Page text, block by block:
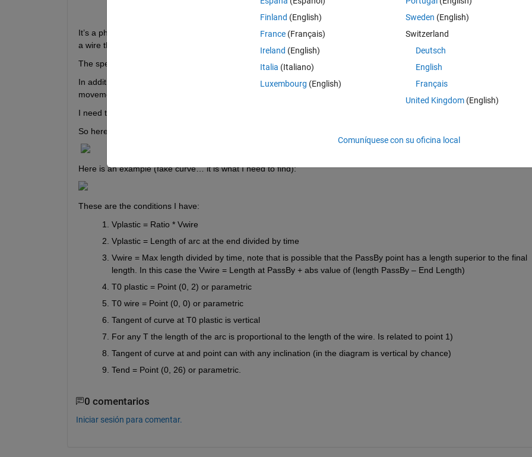
It’s a physical problem, I have a plastic pipe coming out vertically from an inlet. At the same time the end of the pipe is
a wire that is coming out below.
The speed of the output of the plastic pipe and of the wire is proportional and fixed: V
plastic = Ratio * V
In addition to that there is a point I need the curve to pass by at a certain time as well as the end point at the end of the
movement should be on the X axis.
I need to model how the ending point of the plastic tube will evolve through time.
So here is the starting schema:
Here is an example (fake curve… it is what I need to find):
These are the conditions I have:
Vplastic = Ratio * Vwire
Vplastic = Length of arc at the end divided by time
Vwire = Max length divided by time, note that is possible that the PassBy point has a length superior to the final
length. In this case the Vwire = Length at PassBy + abs value of (length PassBy – End Length)
T0 plastic = Point (0, 2) or parametric
T0 wire = Point (0, 0) or parametric
Tangent of curve at T0 plastic is vertical
For any T the length of the arc is proportional to the length of the wire. Is related to point 1)
Tangent of curve at and point can with any inclination (in the diagram is vertical by chance)
Tend = Point (0, 26) or parametric.
0 comentarios
Iniciar sesión para comentar.
Finland (English)
France (Français)
Ireland (English)
Italia (Italiano)
Luxembourg (English)
Sweden (English)
Switzerland
Deutsch
English
Français
United Kingdom(English)
Comuníquese con su oficina local